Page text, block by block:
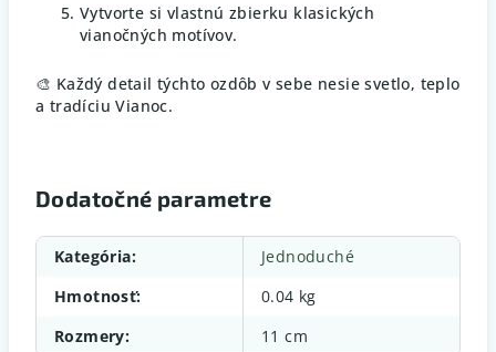
Vytvorte si vlastnú zbierku klasických
vianočných motívov.
🎨 Každý detail týchto ozdôb v sebe nesie svetlo, teplo
a tradíciu Vianoc.
Dodatočné parametre
Kategória:
Jednoduché
Hmotnosť:
0.04 kg
Rozmery: 11 cm